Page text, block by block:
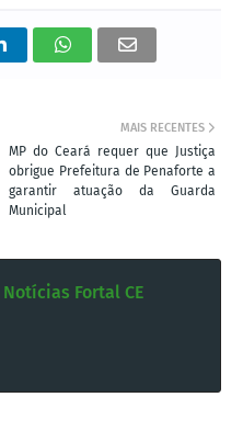
MAIS RECENTES
MP do Ceará requer que Justiça
obrigue Prefeitura de Penaforte a
garantir atuação da Guarda
Municipal
Notícias Fortal CE